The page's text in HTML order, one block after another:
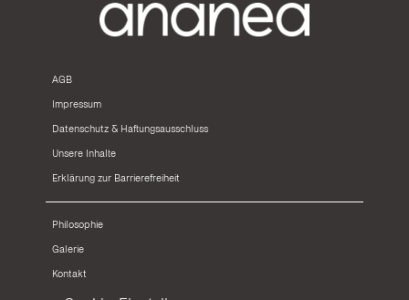
AGB
Impressum
Datenschutz & Haftungsausschluss
Unsere Inhalte
Erklärung zur Barrierefreiheit
Philosophie
Galerie
Kontakt